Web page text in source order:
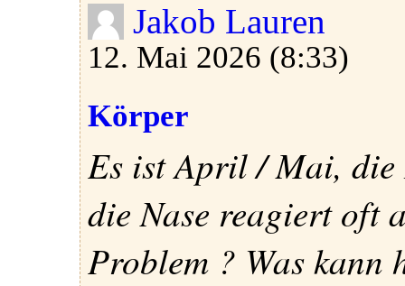
Jakob Lauren
12. Mai 2026 (8:33)
Körper
Es ist April / Mai, die
die Nase reagiert oft
Problem ? Was kann